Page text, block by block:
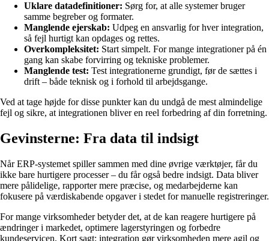
Uklare datadefinitioner: Sørg for, at alle systemer bruger
samme begreber og formater.
Manglende ejerskab: Udpeg en ansvarlig for hver integration,
så fejl hurtigt kan opdages og rettes.
Overkompleksitet: Start simpelt. For mange integrationer på én
gang kan skabe forvirring og tekniske problemer.
Manglende test: Test integrationerne grundigt, før de sættes i
drift – både teknisk og i forhold til arbejdsgange.
Ved at tage højde for disse punkter kan du undgå de mest almindelige
fejl og sikre, at integrationen bliver en reel forbedring af din forretning.
Gevinsterne: Fra data til indsigt
Når ERP-systemet spiller sammen med dine øvrige værktøjer, får du
ikke bare hurtigere processer – du får også bedre indsigt. Data bliver
mere pålidelige, rapporter mere præcise, og medarbejderne kan
fokusere på værdiskabende opgaver i stedet for manuelle registreringer.
For mange virksomheder betyder det, at de kan reagere hurtigere på
ændringer i markedet, optimere lagerstyringen og forbedre
kundeservicen. Kort sagt: integration gør virksomheden mere agil og